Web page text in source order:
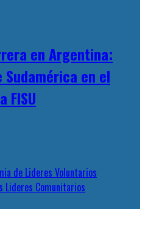
en Argentina:
en el
FISU
de Lideres Voluntarios
Lideres Comunitarios